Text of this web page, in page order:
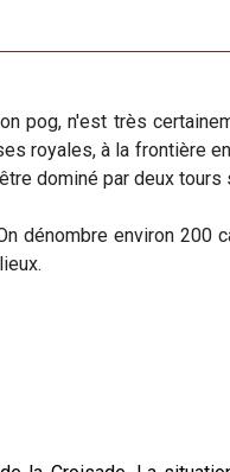
pog, n'est très
royales, à la frontière
dominé par deux
dénombre environ 200